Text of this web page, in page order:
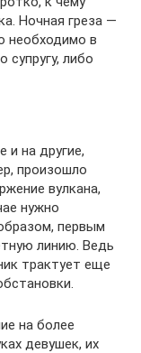
Ночная греза —
необходимо в
либо
и на другие,
произошло
вулкана,
нужно
первым
линию. Ведь
трактует еще
на более
девушек, их